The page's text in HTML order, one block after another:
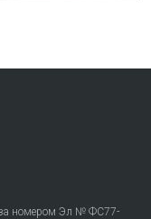
за номером Эл № ФС77-